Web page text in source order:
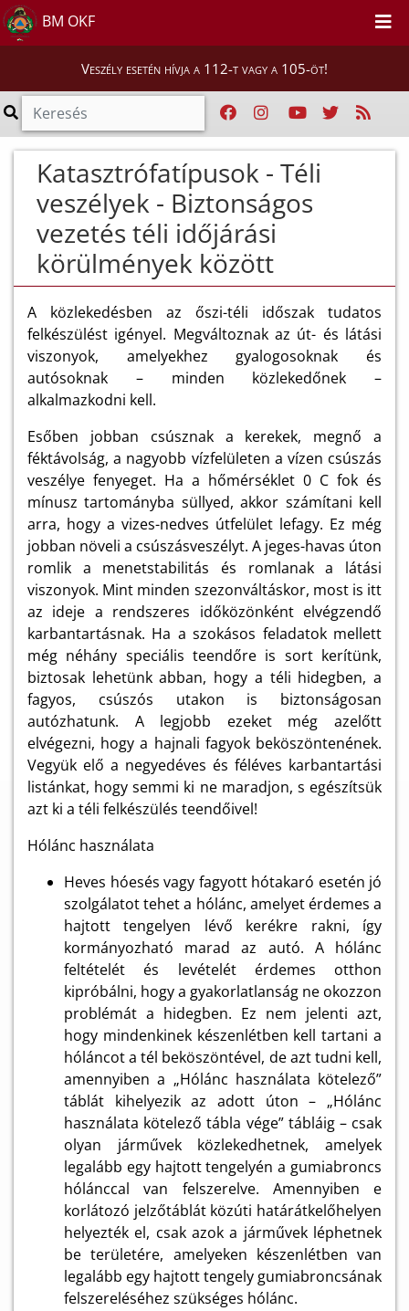
BM OKF
Veszély esetén hívja a 112-t vagy a 105-öt!
Katasztrófatípusok - Téli
veszélyek - Biztonságos
vezetés téli időjárási
körülmények között
A közlekedésben az őszi-téli időszak tudatos
felkészülést igényel. Megváltoznak az út- és látási
viszonyok, amelyekhez gyalogosoknak és
autósoknak – minden közlekedőnek –
alkalmazkodni kell.
Esőben jobban csúsznak a kerekek, megnő a
féktávolság, a nagyobb vízfelületen a vízen csúszás
veszélye fenyeget. Ha a hőmérséklet 0 C fok és
mínusz tartományba süllyed, akkor számítani kell
arra, hogy a vizes-nedves útfelület lefagy. Ez még
jobban növeli a csúszásveszélyt. A jeges-havas úton
romlik a menetstabilitás és romlanak a látási
viszonyok. Mint minden szezonváltáskor, most is itt
az ideje a rendszeres időközönként elvégzendő
karbantartásnak. Ha a szokásos feladatok mellett
még néhány speciális teendőre is sort kerítünk,
biztosak lehetünk abban, hogy a téli hidegben, a
fagyos, csúszós utakon is biztonságosan
autózhatunk. A legjobb ezeket még azelőtt
elvégezni, hogy a hajnali fagyok beköszöntenének.
Vegyük elő a negyedéves és féléves karbantartási
listánkat, hogy semmi ki ne maradjon, s egészítsük
azt ki a téli felkészülés teendőivel!
Hólánc használata
Heves hóesés vagy fagyott hótakaró esetén jó
szolgálatot tehet a hólánc, amelyet érdemes a
hajtott tengelyen lévő kerékre rakni, így
kormányozható marad az autó. A hólánc
feltételét és levételét érdemes otthon
kipróbálni, hogy a gyakorlatlanság ne okozzon
problémát a hidegben. Ez nem jelenti azt,
hogy mindenkinek készenlétben kell tartani a
hóláncot a tél beköszöntével, de azt tudni kell,
amennyiben a „Hólánc használata kötelező”
táblát kihelyezik az adott úton – „Hólánc
használata kötelező tábla vége” tábláig – csak
olyan járművek közlekedhetnek, amelyek
legalább egy hajtott tengelyén a gumiabroncs
hólánccal van felszerelve. Amennyiben e
korlátozó jelzőtáblát közúti határátkelőhelyen
helyezték el, csak azok a járművek léphetnek
be területére, amelyeken készenlétben van
legalább egy hajtott tengely gumiabroncsának
felszereléséhez szükséges hólánc.